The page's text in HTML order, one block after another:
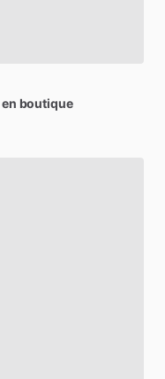
en boutique